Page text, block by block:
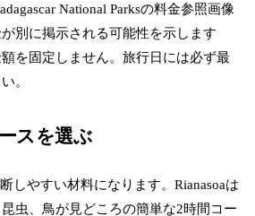
National Parksの料金参照画像
別に掲示される可能性を示します
を固定しません。旅行日には必ず最
。
スを選ぶ
しやすい材料になります。Rianasoaは
虫、鳥が見どころの簡単な2時間コー